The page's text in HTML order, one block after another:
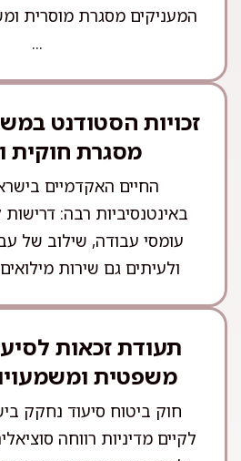
המעניקים מסגרת מוסרית
...
זכויות הסטודנט
מסגרת חוקית
החיים האקדמיים
באינטנסיביות רבה: דרישות
עומסי עבודה, שילוב של
ולעיתים גם שירות
תעודת זכאות
משפטית
חוק ביטוח סיעוד נחקק
לקיים מדיניות רווחה